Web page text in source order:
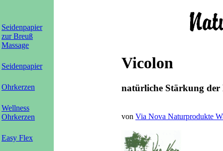
Seidenpapier
zur Breuß
Massage
Seidenpapier
Ohrkerzen
Wellness
Ohrkerzen
Easy Flex
Vicolon
natürliche Stärkung der
von Via Nova Naturprodukte